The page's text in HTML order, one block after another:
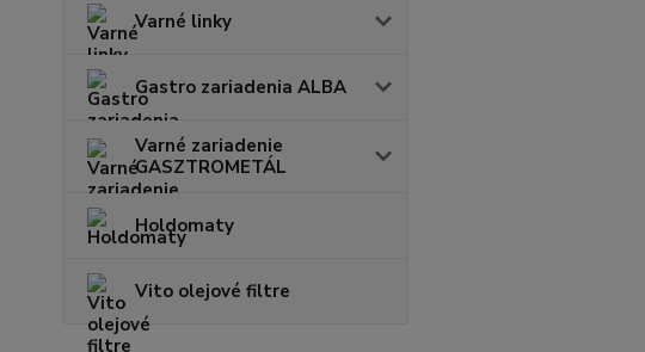
Varné linky
Gastro zariadenia ALBA
Varné zariadenie
GASZTROMETÁL
Holdomaty
Vito olejové filtre